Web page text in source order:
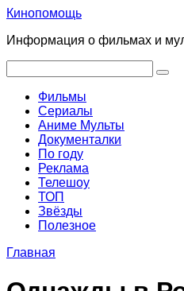
Перейти
контенту
Кинопомощь
Информация о фильмах и
Фильмы
Сериалы
Аниме Мульты
Документалки
По году
Реклама
Телешоу
ТОП
Звёзды
Полезное
Главная